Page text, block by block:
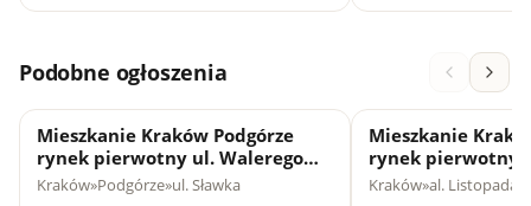
Podobne ogłoszenia
Mieszkanie Kraków Podgórze
rynek pierwotny ul. Walerego
Sławka
Kraków»Podgórze»ul. Sławka
Mieszkanie
rynek pierwotny
Listopad...
Kraków»al. Listopada